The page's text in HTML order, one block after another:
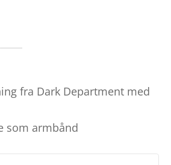
fra Dark Department med
som armbånd